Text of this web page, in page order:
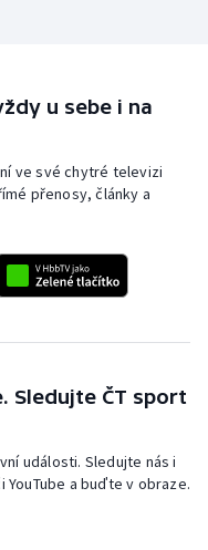
u sebe i na
ve své chytré televizi
přenosy, články a
Sledujte ČT sport
události. Sledujte nás i
YouTube a buďte v obraze.